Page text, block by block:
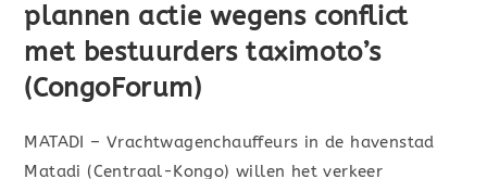
plannen actie wegens conflict
met bestuurders taximoto’s
(CongoForum)
MATADI – Vrachtwagenchauffeurs in de havenstad
Matadi (Centraal-Kongo) willen het verkeer